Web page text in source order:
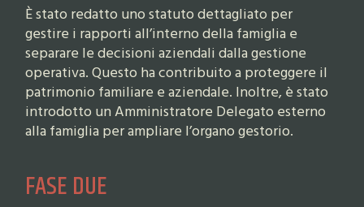
È stato redatto uno statuto dettagliato per
gestire i rapporti all’interno della famiglia e
separare le decisioni aziendali dalla gestione
operativa. Questo ha contribuito a proteggere il
patrimonio familiare e aziendale. Inoltre, è stato
introdotto un Amministratore Delegato esterno
alla famiglia per ampliare l’organo gestorio.
FASE DUE